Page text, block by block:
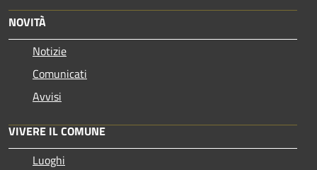
NOVITÀ
Notizie
Comunicati
Avvisi
VIVERE IL COMUNE
Luoghi